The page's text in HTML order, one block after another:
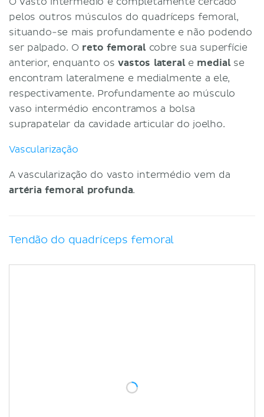
pelos outros músculos do quadríceps femoral,
situando-se mais profundamente e não podendo
ser palpado. O reto femoralcobre sua superfície
anterior, enquanto osvastos lateral e medial se
encontram lateralmene e medialmente a ele,
respectivamente. Profundamente ao músculo
vaso intermédio encontramos a bolsa
suprapatelar da cavidade articular do joelho.
Vascularização
A vascularização do vasto intermédio vem da
artéria femoral profunda.
Tendão do quadríceps femoral